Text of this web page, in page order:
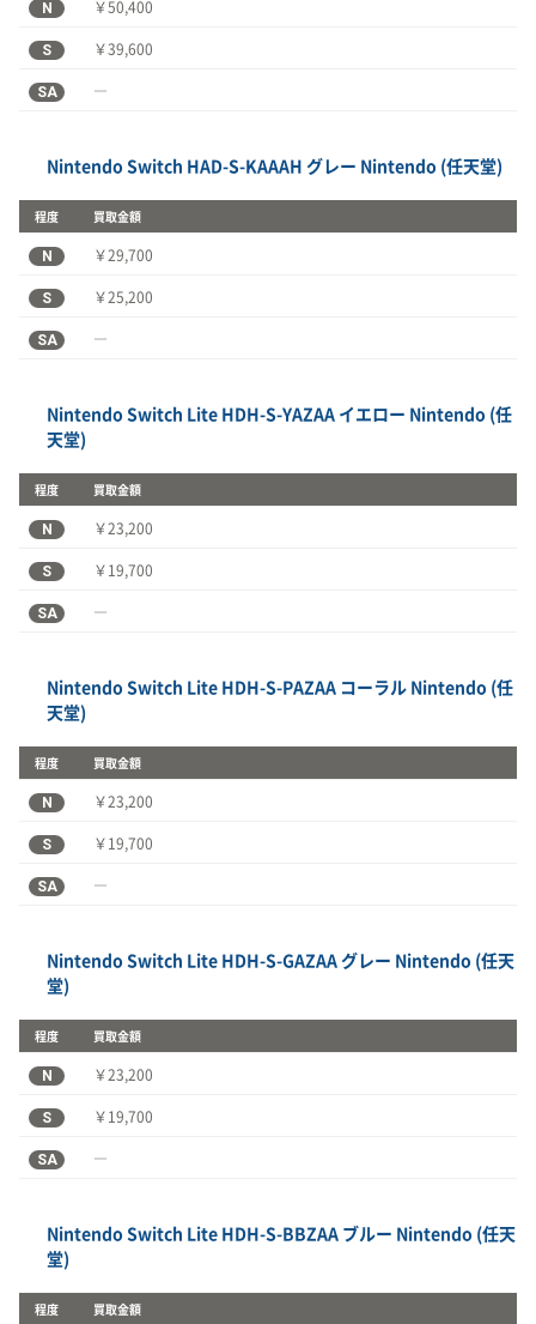
N ￥50,400
S ￥39,600
SA ―
Nintendo Switch HAD-S-KAAAH グレー Nintendo (任天堂)
程度 買取金額
N ￥29,700
S ￥25,200
SA ―
Nintendo Switch Lite HDH-S-YAZAA イエロー Nintendo (任
天堂)
程度 買取金額
N ￥23,200
S ￥19,700
SA ―
Nintendo Switch Lite HDH-S-PAZAA コーラル Nintendo (任
天堂)
程度 買取金額
N ￥23,200
S ￥19,700
SA ―
Nintendo Switch Lite HDH-S-GAZAA グレー Nintendo (任天
堂)
程度 買取金額
N ￥23,200
S ￥19,700
SA ―
Nintendo Switch Lite HDH-S-BBZAA ブルー Nintendo (任天
堂)
程度 買取金額